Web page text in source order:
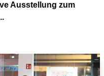
Ausstellung zum